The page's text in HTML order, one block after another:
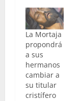
La Mortaja
propondrá
a sus
hermanos
cambiar a
su titular
cristífero